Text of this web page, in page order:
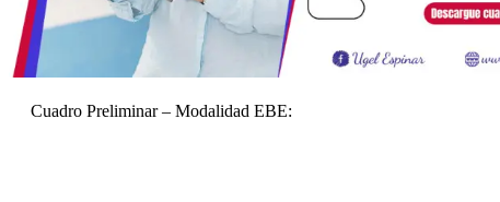
Cuadro Preliminar – Modalidad EBE: